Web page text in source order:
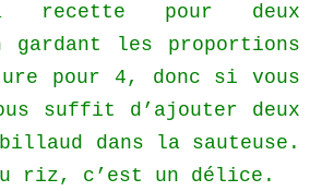
recette pour deux
gardant les proportions
pour 4, donc si vous
suffit d’ajouter deux
dans la sauteuse.
riz, c’est un délice.